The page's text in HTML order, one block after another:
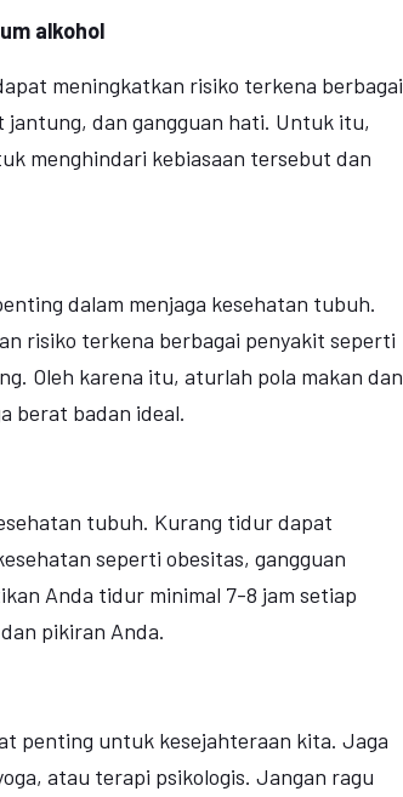
alkohol
meningkatkan risiko terkena berbagai
dan gangguan hati. Untuk itu,
menghindari kebiasaan tersebut dan
dalam menjaga kesehatan tubuh.
risiko terkena berbagai penyakit seperti
Oleh karena itu, aturlah pola makan dan
berat badan ideal.
tubuh. Kurang tidur dapat
seperti obesitas, gangguan
Anda tidur minimal 7-8 jam setiap
pikiran Anda.
penting untuk kesejahteraan kita. Jaga
atau terapi psikologis. Jangan ragu